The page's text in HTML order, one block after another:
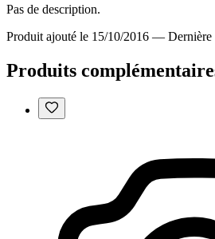
Pas de description.
Produit ajouté le 15/10/2016 — Dernière
Produits